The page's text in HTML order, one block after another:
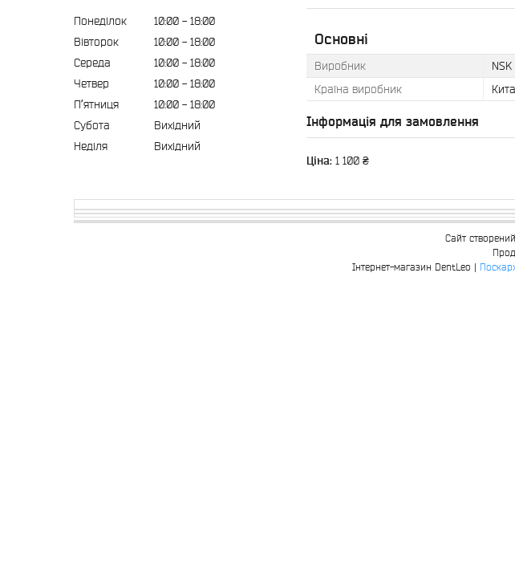
Основні
Виробник
NSK
Країна виробник
Інформація для замовлення
Ціна: 1 100 ₴
Понеділок 10:00
18:00
Вівторок
10:00
18:00
Середа
10:00
18:00
Четвер
10:00
18:00
Пʼятниця
10:00
18:00
Субота
Вихідний
Неділя
Вихідний
Сайт
Інтернет-магазин DentLeo |